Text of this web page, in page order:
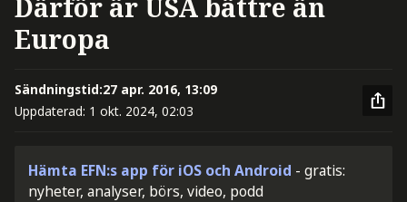
Därför är USA bättre än
Europa
Sändningstid:27 apr. 2016, 13:09
Uppdaterad: 1 okt. 2024, 02:03
Hämta EFN:s app för iOS och Android - gratis:
nyheter, analyser, börs, video, podd